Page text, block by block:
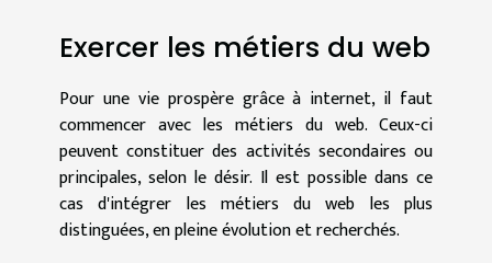
Exercer les métiers du web
Pour une vie prospère grâce à internet, il faut
commencer avec les métiers du web. Ceux-ci
peuvent constituer des activités secondaires ou
principales, selon le désir. Il est possible dans ce
cas d'intégrer les métiers du web les plus
distinguées, en pleine évolution et recherchés.